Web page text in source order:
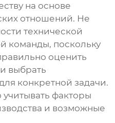
на основе
отношений. Не
технической
команды, поскольку
оценить
и выбрать
конкретной задачи.
факторы
и возможные